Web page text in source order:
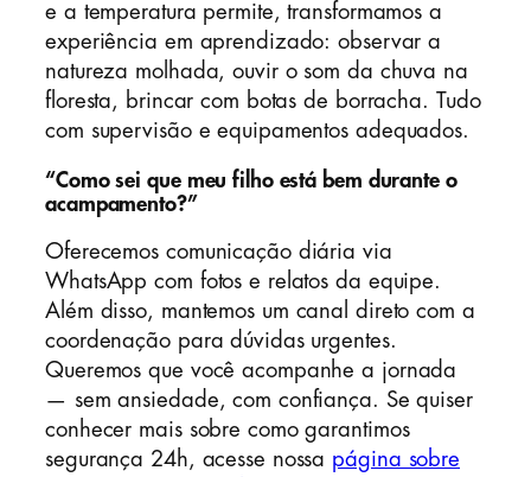
e a temperatura permite, transformamos a
experiência em aprendizado: observar a
natureza molhada, ouvir o som da chuva na
floresta, brincar com botas de borracha. Tudo
com supervisão e equipamentos adequados.
“Como sei que meu filho está bem durante o
acampamento?”
Oferecemos comunicação diária via
WhatsApp com fotos e relatos da equipe.
Além disso, mantemos um canal direto com a
coordenação para dúvidas urgentes.
Queremos que você acompanhe a jornada
— sem ansiedade, com confiança. Se quiser
conhecer mais sobre como garantimos
segurança 24h, acesse nossa página sobre